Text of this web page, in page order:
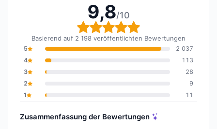
9,8/10
Gesamtbewertung: 9,8
Basierend auf 2 198 veröffentlichten Bewertungen
5
2 037
4
113
3
28
2
9
1
11
Zusammenfassung der Bewertungen